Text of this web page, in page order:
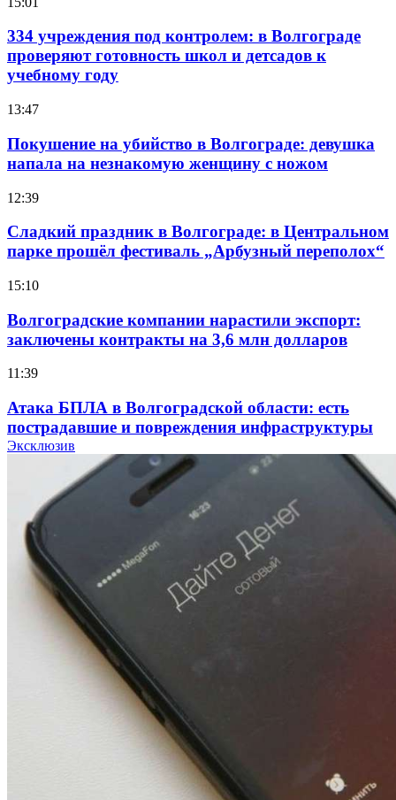
334 учреждения под контролем: в Волгограде
проверяют готовность школ и детсадов к
учебному году
13:47
Покушение на убийство в Волгограде: девушка
напала на незнакомую женщину с ножом
12:39
Сладкий праздник в Волгограде: в Центральном
парке прошёл фестиваль „Арбузный переполох“
15:10
Волгоградские компании нарастили экспорт:
заключены контракты на 3,6 млн долларов
11:39
Атака БПЛА в Волгоградской области: есть
пострадавшие и повреждения инфраструктуры
Волгоградские вузы в топе зарплатного
рейтинга: ВолгГТУ и ВолгГМУ вошли в топ‑15
для химической отрасли и фармацевтики
18:39
В Красноармейском районе Волгограда стартует
конкурс на ремонт моста через Волго‑Донской
судоходный канал
Фестиваль #ТриЧетыре в Волгограде пройдёт
11–13 сентября в рамках Года единства народов
Эксклюзив